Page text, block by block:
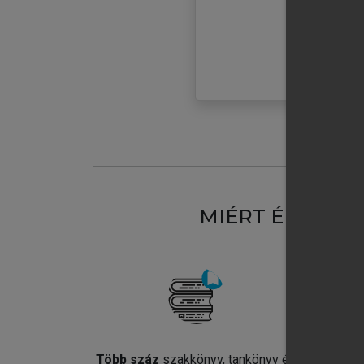
MIÉRT
Több száz szakkönyv, tankönyv és